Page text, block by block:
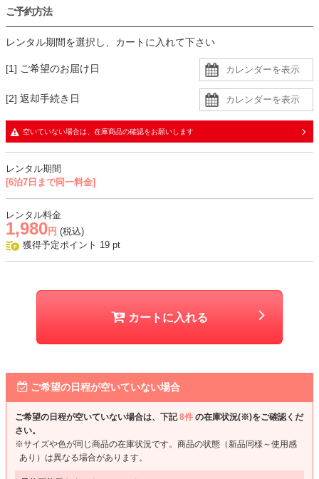
ご予約方法
レンタル期間を選択し、カートに入れて下さい
[1] ご希望のお届け日
[2] 返却手続き日
空いていない場合は、在庫商品の確認をお願いします
レンタル期間
[6泊7日まで同一料金]
レンタル料金
1,980 円 (税込)
獲得予定ポイント 19 pt
カートに入れる
ご希望の日程が空いていない場合
ご希望の日程が空いていない場合は、下記8件 の在庫状況(※)をご確認くだ
さい。
※サイズや色が同じ商品の在庫状況です。商品の状態（新品同様～使用感
あり）は異なる場合があります。